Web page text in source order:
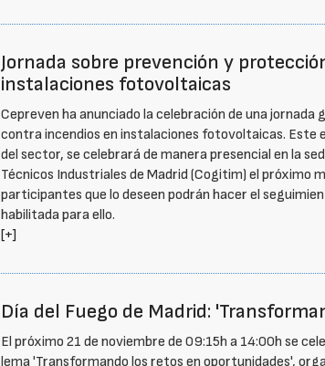
Jornada sobre prevención y
instalaciones fotovoltaicas
Cepreven ha anunciado la celebración de una
contra incendios en instalaciones fotovoltaicas.
del sector, se celebrará de manera presencial en la
Técnicos Industriales de Madrid (Cogitim) el próximo
participantes que lo deseen podrán hacer el
habilitada para ello.
[+]
Día del Fuego de Madrid:
El próximo 21 de noviembre de 09:15h a 14:00h se
lema 'Transformando los retos en oportunidades',